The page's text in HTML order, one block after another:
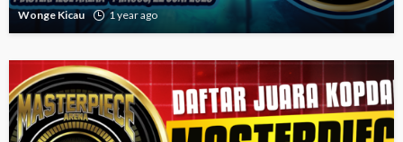
Wonge Kicau 1 year ago